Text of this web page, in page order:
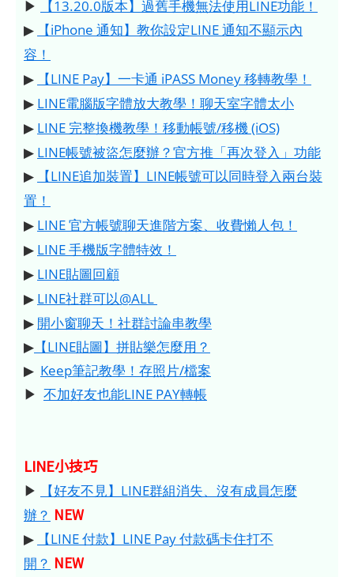
▶
【13.20.0版本】過舊手機無法使用LINE功能！
▶
【iPhone 通知】教你設定LINE 通知不顯示內
容！
▶
【LINE Pay】一卡通 iPASS Money 移轉教學！
▶ LINE電腦版字體放大教學！聊天室字體太小
▶ LINE 完整換機教學！移動帳號/移機 (iOS)
▶ LINE帳號被盜怎麼辦？官方推「再次登入」功能
▶
【LINE追加裝置】LINE帳號可以同時登入兩台裝
置！
▶ LINE 官方帳號聊天進階方案、收費懶人包！
▶ LINE 手機版字體特效！
▶ LINE貼圖回顧
▶ LINE社群可以@ALL
▶ 開小窗聊天！社群討論串教學
▶ 【LINE貼圖】拼貼樂怎麼用？
▶ Keep筆記教學！存照片/檔案
▶ 不加好友也能LINE PAY轉帳
LINE小技巧
▶
【好友不見】LINE群組消失、沒有成員怎麼
辦？ NEW
▶
【LINE 付款】LINE Pay 付款碼卡住打不
開？ NEW